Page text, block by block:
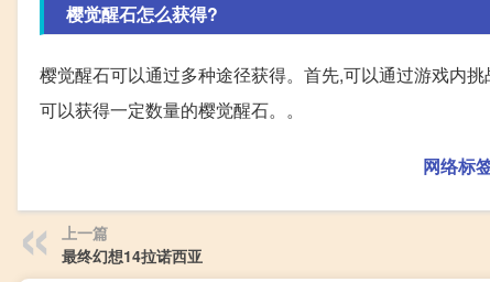
樱觉醒石怎么获得?
樱觉醒石可以通过多种途径获得。首先,可以通过游戏内
可以获得一定数量的樱觉醒石。。
网络标
上一篇
最终幻想14拉诺西亚